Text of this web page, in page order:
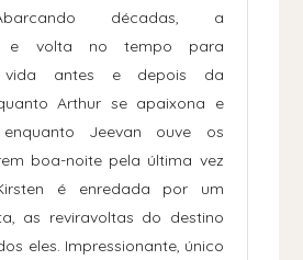
décadas, a
e volta no tempo para
vida antes e depois da
Arthur se apaixona e
enquanto Jeevan ouve os
boa-noite pela última vez
é enredada por um
as reviravoltas do destino
eles. Impressionante, único